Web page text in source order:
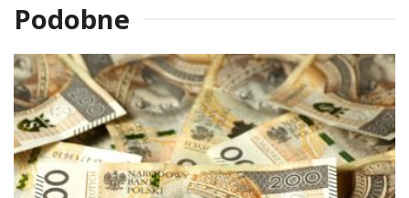
Podobne